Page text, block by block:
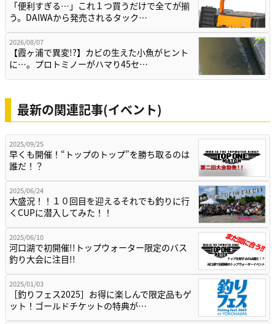
「便利すぎる…」これ１つ買うだけで全てが揃
う。DAIWAから発売されるタック…
2026/08/07
【霞ヶ浦で異変!?】カビの生えた小魚がヒント
に…。プロトミノーがハマり45セ…
最新の関連記事(イベント)
2025/09/25
早くも開催！“トップのトップ”を勝ち取るのは
誰だ！？
2025/06/24
大盛況！！１０回目を迎えるそれでも釣りに行
くCUPに潜入してみた！！
2025/06/10
河口湖で初開催!!トップウォーター限定のバス
釣り大会に注目!!
2025/01/03
［釣りフェス2025］お得に楽しんで限定品もゲ
ット！ゴールドチケットの特典が…